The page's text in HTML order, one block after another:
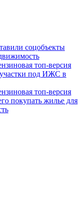
соцобъекты
топ-версия
участки под ИЖС в
топ-версия
покупать жилье для